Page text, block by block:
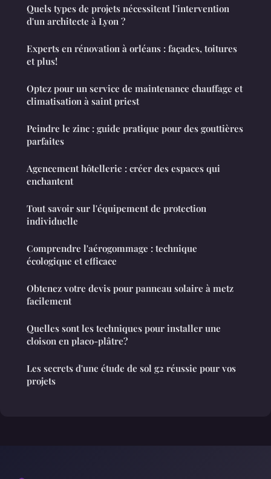
Quels types de projets nécessitent l'intervention
d'un architecte à Lyon ?
Experts en rénovation à orléans : façades, toitures
et plus!
Optez pour un service de maintenance chauffage et
climatisation à saint priest
Peindre le zinc : guide pratique pour des gouttières
parfaites
Agencement hôtellerie : créer des espaces qui
enchantent
Tout savoir sur l'équipement de protection
individuelle
Comprendre l'aérogommage : technique
écologique et efficace
Obtenez votre devis pour panneau solaire à metz
facilement
Quelles sont les techniques pour installer une
cloison en placo-plâtre?
Les secrets d'une étude de sol g2 réussie pour vos
projets